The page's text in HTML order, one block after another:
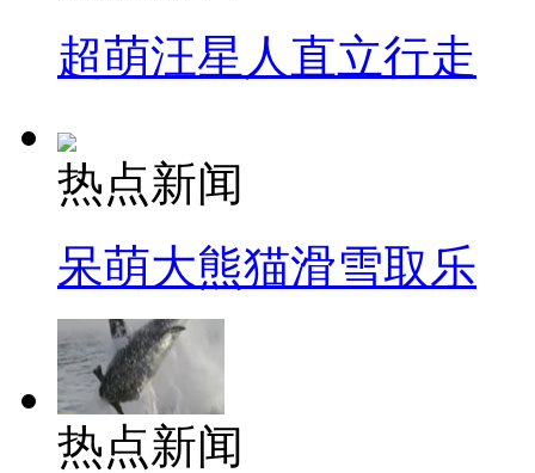
超萌汪星人直立行走
热点新闻
呆萌大熊猫滑雪取乐
热点新闻